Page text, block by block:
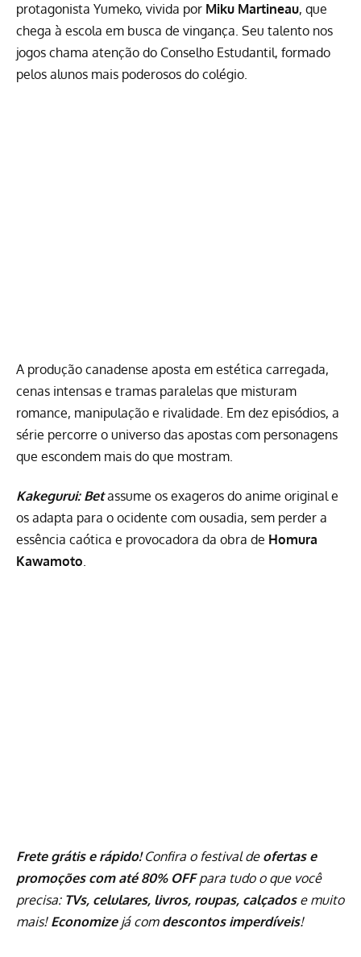
protagonista Yumeko, vivida por Miku Martineau, que
chega à escola em busca de vingança. Seu talento nos
jogos chama atenção do Conselho Estudantil, formado
pelos alunos mais poderosos do colégio.
A produção canadense aposta em estética carregada,
cenas intensas e tramas paralelas que misturam
romance, manipulação e rivalidade. Em dez episódios, a
série percorre o universo das apostas com personagens
que escondem mais do que mostram.
Kakegurui: Bet assume os exageros do anime original e
os adapta para o ocidente com ousadia, sem perder a
essência caótica e provocadora da obra de Homura
Kawamoto.
Frete grátis e rápido!Confira o festival de ofertas e
promoções com até 80% OFFpara tudo o que você
precisa: TVs, celulares, livros, roupas, calçadose muito
mais! Economizejá com descontos imperdíveis!